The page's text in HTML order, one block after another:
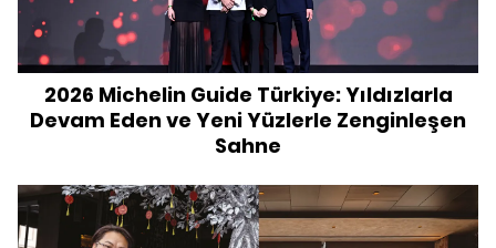
2026 Michelin Guide Türkiye: Yıldızlarla
Devam Eden ve Yeni Yüzlerle Zenginleşen
Sahne